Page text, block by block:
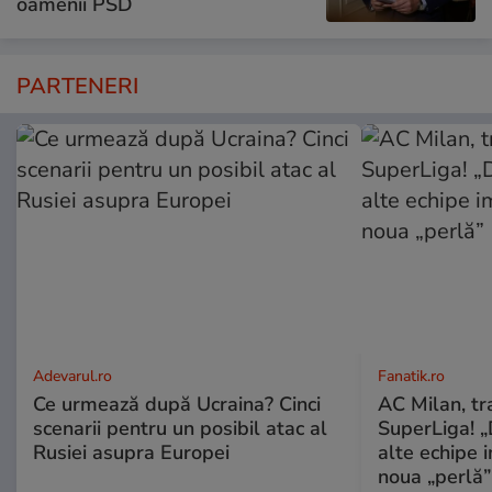
PARTENERI
Adevarul.ro
Ce urmează după Ucraina? Cinci
scenarii pentru un posibil atac al
Rusiei asupra Europei
Fanatik.ro
AC Milan,
SuperLiga!
alte echipe
noua „perlă”